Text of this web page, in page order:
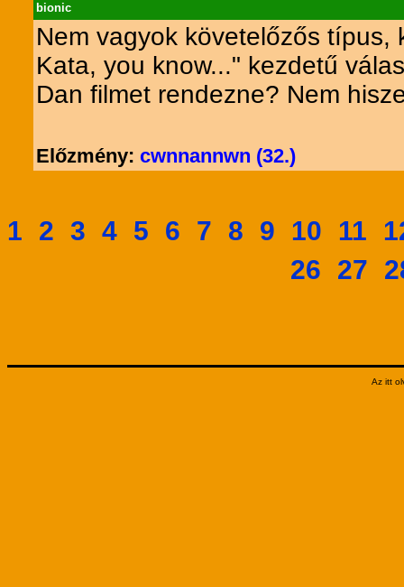
bionic
Nem vagyok követelőzős típus,
Kata, you know..." kezdetű
Dan filmet rendezne? Nem
Előzmény: cwnnannwn (32.)
1 2 3 4 5 6 7 8 9 10 11
26 27
Az itt